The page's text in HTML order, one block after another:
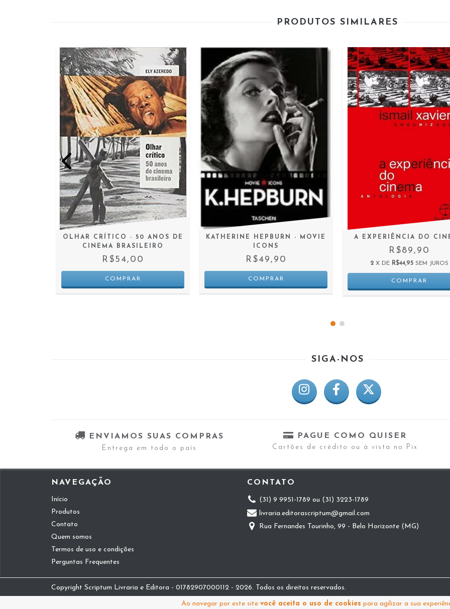
Ao navegar por este site você aceita o uso de cookies para agilizar a sua
PRODUTOS SIMILARES
OLHAR CRÍTICO - 50 ANOS DE
CINEMA BRASILEIRO
R$54,00
KATHERINE HEPBURN - MOVIE
ICONS
R$49,90
A EXPERIÊNCIA DO
R$89,90
2 X DE R$44,95 SEM JUROS
SIGA-NOS
ENVIAMOS SUAS COMPRAS
Entrega em todo o país
PAGUE COMO QUISER
Cartões de crédito ou à vista no Pix
NAVEGAÇÃO
Início
Produtos
Contato
Quem somos
Termos de uso e condições
Perguntas Frequentes
CONTATO
(31) 9 9951-1789 ou (31) 3223-1789
livraria.editorascriptum@gmail.com
Rua Fernandes Tourinho, 99 - Belo Horizonte (MG)
Copyright Scriptum Livraria e Editora - 01782907000112 - 2026. Todos os direitos reservados.